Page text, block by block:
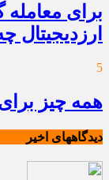
برای معامله
ارزدیجیتال
5
همه چیز
دیدگاههای اخیر